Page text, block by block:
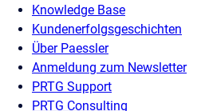
Knowledge Base
Kundenerfolgsgeschichten
Über Paessler
Anmeldung zum Newsletter
PRTG Support
PRTG Consulting